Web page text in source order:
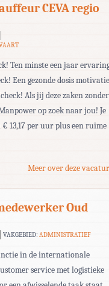
CEVA regio
Ten minste een jaar
Een gezonde dosis motivatie
Als jij deze zaken zonder
op zoek naar jou! Je
13,17 per uur plus een ruime
Meer over deze
Oud
VAKGEBIED:ADMINISTRATIEF
in de internationale
service met logistieke